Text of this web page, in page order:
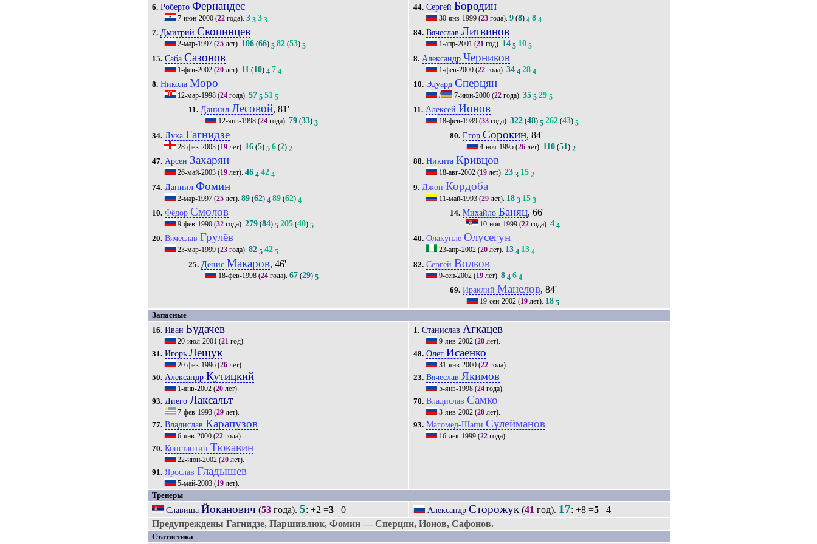
6. РобертоФернандес
7-июн-2000 (22 года).3 3 3 3
7. ДмитрийСкопинцев
2-мар-1997 (25 лет). 106 (66) 5 82 (53) 5
15. СабаСазонов
1-фев-2002 (20 лет). 11 (10) 4 7 4
8. Никола Моро
12-мар-1998 (24 года).57 5 51 5
11. ДаниилЛесовой, 81'
12-янв-1998(24года). 79(33) 3
34. Лука Гагнидзе
28-фев-2003 (19 лет). 16 (5) 5 6 (2) 2
47. Арсен Захарян
26-май-2003 (19 лет).46 4 42 4
74. ДаниилФомин
2-мар-1997 (25 лет).89 (62) 4 89 (62) 4
10. ФёдорСмолов
9-фев-1990 (32 года).279 (84) 5 205 (40) 5
20. ВячеславГрулёв
23-мар-1999 (23 года).82 5 42 5
25. Денис Макаров, 46'
18-фев-1998(24года). 67(29) 5
44. Сергей Бородин
30-янв-1999 (23 года).9 (8) 4 8 4
84. ВячеславЛитвинов
1-апр-2001 (21 год). 14 5 10 5
8. Александр Черников
1-фев-2000 (22 года).34 4 28 4
10. ЭдуардСперцян
/ 7-июн-2000 (22 года).35 5 29 5
11. АлексейИонов
18-фев-1989 (33 года).322 (48) 5 262 (43) 5
80. ЕгорСорокин, 84'
4-ноя-1995(26лет). 110(51) 2
88. Никита Кривцов
18-авг-2002 (19 лет).23 3 15 2
9. Джон Кордоба
11-май-1993 (29 лет). 18 3 15 3
14. Михайло Баняц, 66'
10-ноя-1999(22года). 4 4
40. ОлакунлеОлусегун
23-апр-2002 (20 лет). 13 4 13 4
82. Сергей Волков
9-сен-2002 (19 лет).8 4 6 4
69. Ираклий Манелов, 84'
19-сен-2002(19лет). 18 5
Запасные
16. Иван Будачев
20-июл-2001 (21 год).
31. ИгорьЛещук
20-фев-1996 (26 лет).
50. Александр Кутицкий
1-янв-2002 (20 лет).
93. ДиегоЛаксальт
7-фев-1993 (29 лет).
77. Владислав Карапузов
6-янв-2000 (22 года).
70. КонстантинТюкавин
22-июн-2002 (20 лет).
91. Ярослав Гладышев
5-май-2003 (19 лет).
1. Станислав Агкацев
9-янв-2002 (20 лет).
48. Олег Исаенко
31-янв-2000 (22 года).
23. Вячеслав Якимов
5-янв-1998 (24 года).
70. ВладиславСамко
3-янв-2002 (20 лет).
93. Магомед-ШапиСулейманов
16-дек-1999 (22 года).
Тренеры
Славиша Йоканович (53 года).5: +2 =3 –0 АлександрСторожук (41 год). 17: +8 =5 –4
Предупреждены Гагнидзе, Паршивлюк, Фомин — Сперцян, Ионов, Сафонов.
Статистика